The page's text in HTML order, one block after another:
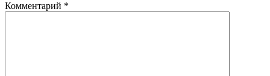
Комментарий *